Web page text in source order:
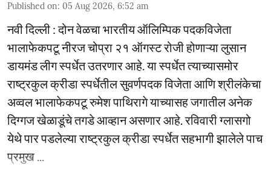
Published on: 05 Aug 2026, 6:52 am
नवी दिल्ली : दोन वेळचा भारतीय ऑलिम्पिक पदकविजेता
भालाफेकपटू नीरज चोप्रा २१ ऑगस्ट रोजी होणाऱ्या लुसान
डायमंड लीग स्पर्धेत उतरणार आहे. या स्पर्धेत त्याच्यासमोर
राष्ट्रकुल क्रीडा स्पर्धेतील सुवर्णपदक विजेता आणि श्रीलंकेचा
अव्वल भालाफेकपटू रुमेश पाथिरागे याच्यासह जगातील अनेक
दिग्गज खेळाडूंचे तगडे आव्हान असणार आहे. रविवारी ग्लासगो
येथे पार पडलेल्या राष्ट्रकुल क्रीडा स्पर्धेत सहभागी झालेले पाच
प्रमुख ...